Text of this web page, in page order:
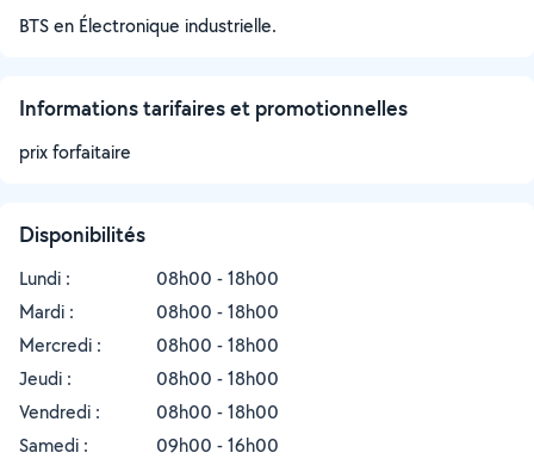
BTS en Électronique industrielle.
Informations tarifaires et promotionnelles
prix forfaitaire
Disponibilités
Lundi :
08h00 - 18h00
Mardi :
08h00 - 18h00
Mercredi :
08h00 - 18h00
Jeudi :
08h00 - 18h00
Vendredi :
08h00 - 18h00
Samedi :
09h00 - 16h00